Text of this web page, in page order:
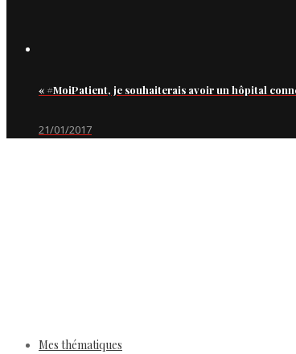
« #MoiPatient, je souhaiterais avoir un hôpital
21/01/2017
Mes thématiques